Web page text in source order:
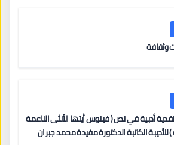
وثقافة
أدبية في نص ( فينوس أيتها الأنثى الناعمة
) للأديبة الكاتبة الدكتورة مفيدة محمد جبران